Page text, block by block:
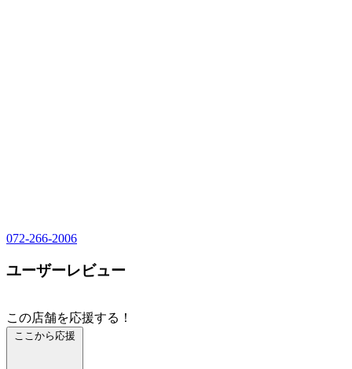
072-266-2006
ユーザーレビュー
この店舗を応援する！
ここから応援